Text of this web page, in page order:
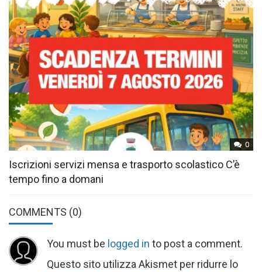
0
Iscrizioni servizi mensa e trasporto scolastico C’è
tempo fino a domani
COMMENTS (0)
You must be logged in to post a comment.
Questo sito utilizza Akismet per ridurre lo